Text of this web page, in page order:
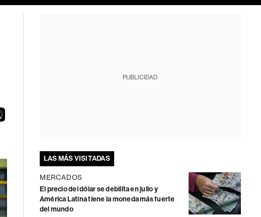
PUBLICIDAD
LAS MÁS VISITADAS
MERCADOS
El precio del dólar se debilita en julio y
América Latina tiene la moneda más fuerte
del mundo